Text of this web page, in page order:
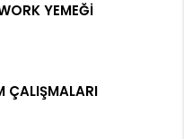
YEMEĞİ
ÇALIŞMALARI